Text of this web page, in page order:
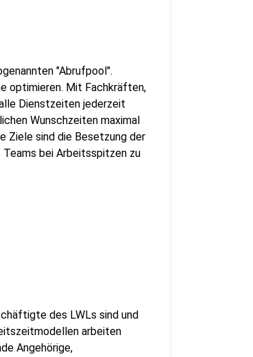
"Abrufpool".
optimieren. Mit Fachkräften,
Dienstzeiten jederzeit
Wunschzeiten maximal
Ziele sind die Besetzung der
bei Arbeitsspitzen zu
des LWLs sind und
arbeiten
Angehörige,